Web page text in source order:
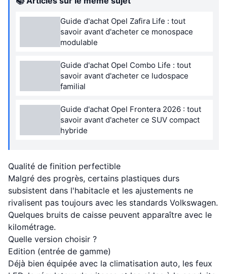
Guide d'achat Opel Zafira Life : tout
savoir avant d'acheter ce monospace
modulable
Guide d'achat Opel Combo Life : tout
savoir avant d'acheter ce ludospace
familial
Guide d'achat Opel Frontera 2026 : tout
savoir avant d'acheter ce SUV compact
hybride
Qualité de finition perfectible
Malgré des progrès, certains plastiques durs
subsistent dans l'habitacle et les ajustements ne
rivalisent pas toujours avec les standards Volkswagen.
Quelques bruits de caisse peuvent apparaître avec le
kilométrage.
Quelle version choisir ?
Edition (entrée de gamme)
Déjà bien équipée avec la climatisation auto, les feux